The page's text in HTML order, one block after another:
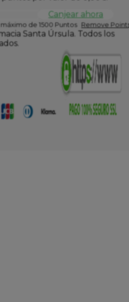
Canjear ahora
de 1500 Puntos Remove
Santa Úrsula. Todos los